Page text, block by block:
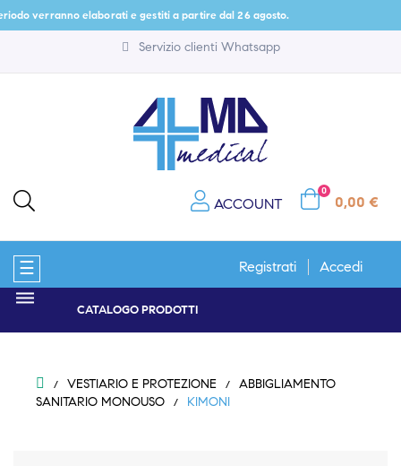
verranno elaborati e gestiti a partire dal 26 agosto.
Servizio clienti Whatsapp
ACCOUNT
0
0,00 €
navigazione
Toggle
☰ Registrati Accedi
CATALOGO PRODOTTI
VESTIARIO E PROTEZIONE
ABBIGLIAMENTO
SANITARIO MONOUSO
KIMONI